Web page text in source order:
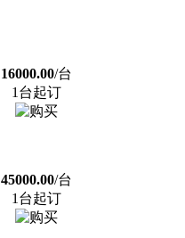
16000.00/台
1台起订
45000.00/台
1台起订